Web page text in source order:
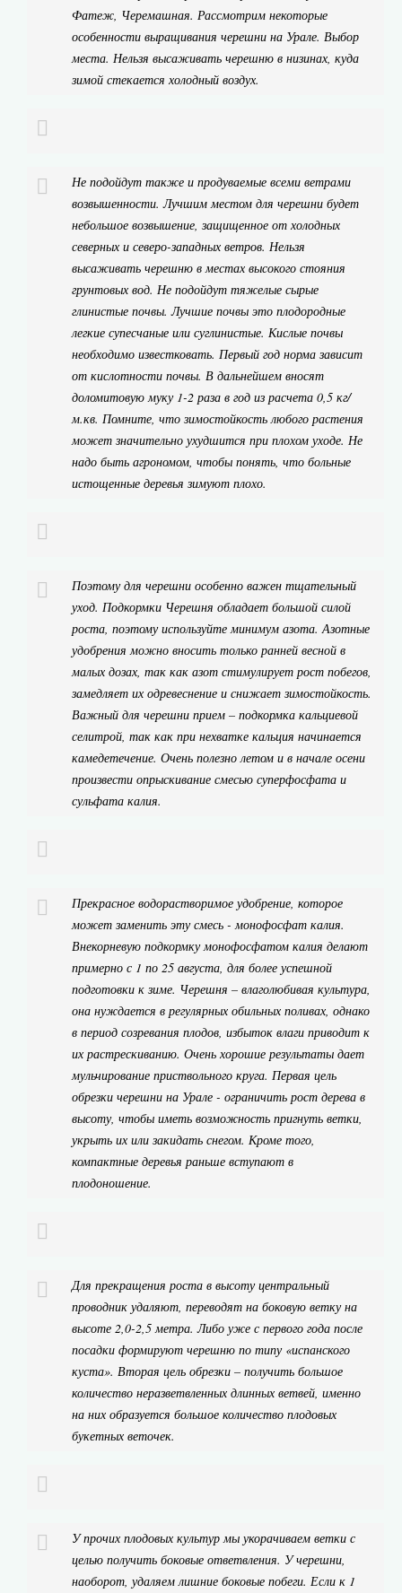
Фатеж, Черемашная. Рассмотрим некоторые
особенности выращивания черешни на Урале. Выбор
места. Нельзя высаживать черешню в низинах, куда
зимой стекается холодный воздух.
Не подойдут также и продуваемые всеми ветрами
возвышенности. Лучшим местом для черешни будет
небольшое возвышение, защищенное от холодных
северных и северо-западных ветров. Нельзя
высаживать черешню в местах высокого стояния
грунтовых вод. Не подойдут тяжелые сырые
глинистые почвы. Лучшие почвы это плодородные
легкие супесчаные или суглинистые. Кислые почвы
необходимо известковать. Первый год норма зависит
от кислотности почвы. В дальнейшем вносят
доломитовую муку 1-2 раза в год из расчета 0,5 кг/
м.кв. Помните, что зимостойкость любого растения
может значительно ухудшится при плохом уходе. Не
надо быть агрономом, чтобы понять, что больные
истощенные деревья зимуют плохо.
Поэтому для черешни особенно важен тщательный
уход. Подкормки Черешня обладает большой силой
роста, поэтому используйте минимум азота. Азотные
удобрения можно вносить только ранней весной в
малых дозах, так как азот стимулирует рост побегов,
замедляет их одревеснение и снижает зимостойкость.
Важный для черешни прием – подкормка кальциевой
селитрой, так как при нехватке кальция начинается
камедетечение. Очень полезно летом и в начале осени
произвести опрыскивание смесью суперфосфата и
сульфата калия.
Прекрасное водорастворимое удобрение, которое
может заменить эту смесь - монофосфат калия.
Внекорневую подкормку монофосфатом калия делают
примерно с 1 по 25 августа, для более успешной
подготовки к зиме. Черешня – влаголюбивая культура,
она нуждается в регулярных обильных поливах, однако
в период созревания плодов, избыток влаги приводит к
их растрескиванию. Очень хорошие результаты дает
мульчирование приствольного круга. Первая цель
обрезки черешни на Урале - ограничить рост дерева в
высоту, чтобы иметь возможность пригнуть ветки,
укрыть их или закидать снегом. Кроме того,
компактные деревья раньше вступают в
плодоношение.
Для прекращения роста в высоту центральный
проводник удаляют, переводят на боковую ветку на
высоте 2,0-2,5 метра. Либо уже с первого года после
посадки формируют черешню по типу «испанского
куста». Вторая цель обрезки – получить большое
количество неразветвленных длинных ветвей, именно
на них образуется большое количество плодовых
букетных веточек.
У прочих плодовых культур мы укорачиваем ветки с
целью получить боковые ответвления. У черешни,
наоборот, удаляем лишние боковые побеги. Если к 1